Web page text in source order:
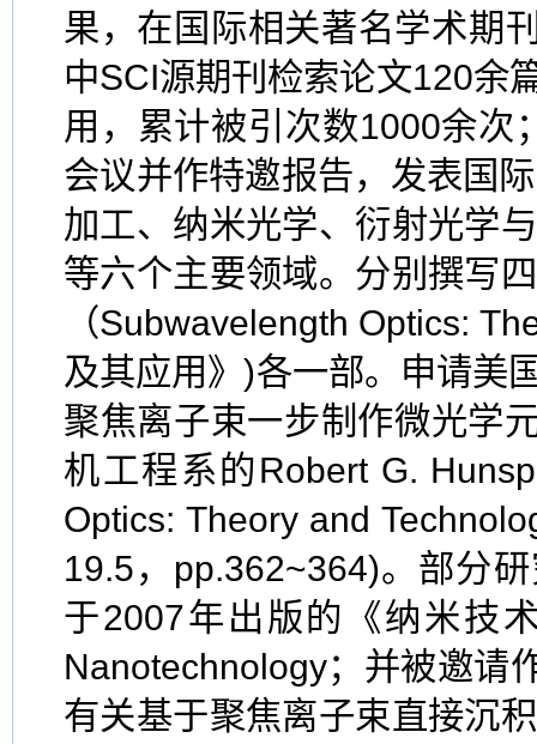
果，在国际相关著名学术期
中SCI源期刊检索论文120余
用，累计被引次数1000余次
会议并作特邀报告，发表国
加工、纳米光学、衍射光学
等六个主要领域。分别撰写
（Subwavelength Optics:
及其应用》)各一部。申请美
聚焦离子束一步制作微光学
机工程系的Robert G.
Optics: Theory and
19.5，pp.362~364)。部分
于2007年出版的《纳米技
Nanotechnology；并被邀请
有关基于聚焦离子束直接沉